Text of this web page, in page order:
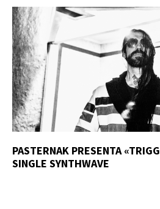
PASTERNAK PRESENTA
SINGLE SYNTHWAVE